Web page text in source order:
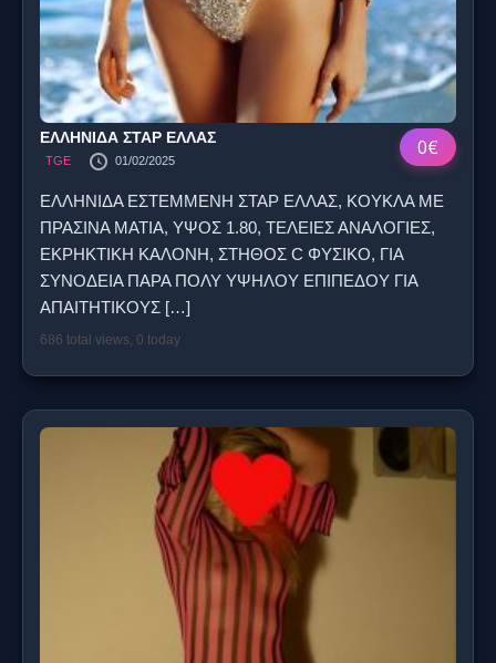
0€
ΕΛΛΗΝΙΔΑ ΣΤΑΡ ΕΛΛΑΣ
TGE 01/02/2025
ΕΛΛΗΝΙΔΑ ΕΣΤΕΜΜΕΝΗ ΣΤΑΡ ΕΛΛΑΣ, ΚΟΥΚΛΑ ΜΕ
ΠΡΑΣΙΝΑ ΜΑΤΙΑ, ΥΨΟΣ 1.80, ΤΕΛΕΙΕΣ ΑΝΑΛΟΓΙΕΣ,
ΕΚΡΗΚΤΙΚΗ ΚΑΛΟΝΗ, ΣΤΗΘΟΣ C ΦΥΣΙΚΟ, ΓΙΑ
ΣΥΝΟΔΕΙΑ ΠΑΡΑ ΠΟΛΥ ΥΨΗΛΟΥ ΕΠΙΠΕΔΟΥ ΓΙΑ
ΑΠΑΙΤΗΤΙΚΟΥΣ […]
686 total views, 0 today